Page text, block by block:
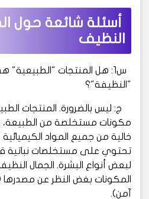
أسئلة شائعة حول
النظيف
س1: هل المنتجات
"النظيفة"؟
ج: ليس بالضرورة. المنتجات
مكونات مستخلصة من الطبيعة،
خالية من جميع المواد الكيميائية
تحتوي على مستخلصات نباتية
لبعض أنواع البشرة. الجمال
المكونات بغض النظر عن
آمن).